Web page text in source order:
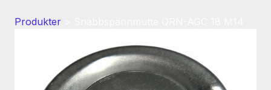
Produkter